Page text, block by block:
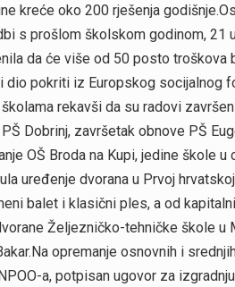
kreće oko 200 rješenja
s prošlom školskom godinom, 21
da će više od 50 posto
pokriti iz Europskog socijalnog
rekavši da su radovi
Dobrinj, završetak obnove PŠ
OŠ Broda na Kupi, jedine škole
uređenje dvorana u Prvoj
balet i klasični ples, a od
Željezničko-tehničke škole u
opremanje osnovnih i
a, potpisan ugovor za